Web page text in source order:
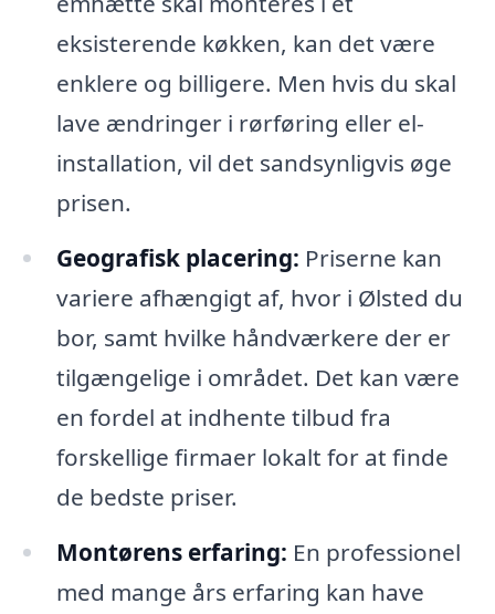
eksisterende køkken, kan det være
enklere og billigere. Men hvis du skal
lave ændringer i rørføring eller el-
installation, vil det sandsynligvis øge
prisen.
Geografisk placering: Priserne kan
variere afhængigt af, hvor i Ølsted du
bor, samt hvilke håndværkere der er
tilgængelige i området. Det kan være
en fordel at indhente tilbud fra
forskellige firmaer lokalt for at finde
de bedste priser.
Montørens erfaring: En professionel
med mange års erfaring kan have